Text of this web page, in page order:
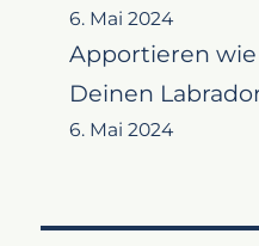
6. Mai 2024
Apportieren
Deinen
6. Mai 2024